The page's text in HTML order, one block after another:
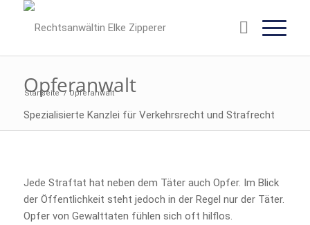
Opferanwalt
Spezialisierte Kanzlei für Verkehrsrecht und Strafrecht
Startseite / Opferanwalt
Jede Straftat hat neben dem Täter auch Opfer. Im Blick
der Öffentlichkeit steht jedoch in der Regel nur der Täter.
Opfer von Gewalttaten fühlen sich oft hilflos.